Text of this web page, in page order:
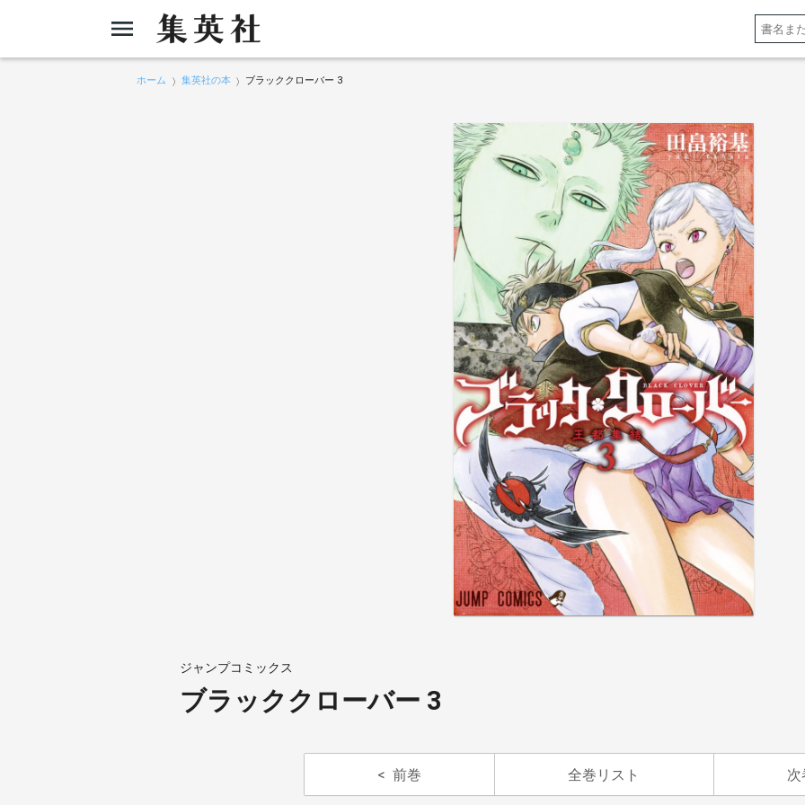
ホーム 集英社の本 ブラッククローバー 3
ジャンプコミックス
ブラッククローバー 3
前巻 全巻リスト 次